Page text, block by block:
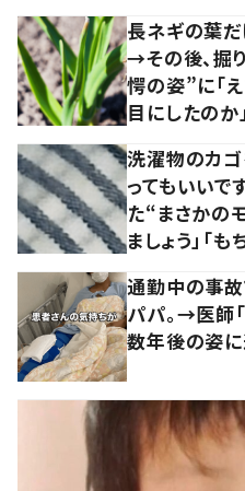
長ネギの葉
→その後、掘
愕の姿”に「
目にしたのか」
洗濯物のカゴ
ってもいいで
た“まさかの
ましょう」「も
通勤中の事
パパ。→医師
数年後の姿